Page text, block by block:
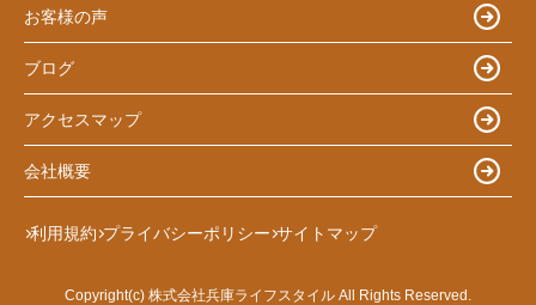
お客様の声
ブログ
アクセスマップ
会社概要
利用規約 プライバシーポリシー サイトマップ
Copyright(c) 株式会社兵庫ライフスタイル All Rights Reserved.